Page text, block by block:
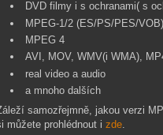
DVD filmy i s ochranami( s
MPEG-1/2 (ES/PS/PES/VOB)
MPEG 4
AVI, MOV, WMV(i WMA),
real video a audio
a mnoho dalších
samozřejmně, jakou verzi
můžete prohlédnout i zde